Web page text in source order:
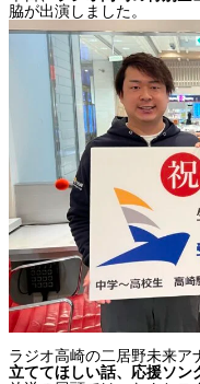
脇が出演しました。
ラジオ高崎の二居野未来ア
立ててほしい話、応援ソン